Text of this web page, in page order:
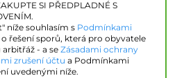
SI PŘEDPLADNÉ S
níže souhlasím s Podmínkami
řešení sporů, která pro obyvatele
arbitřáž - a se Zásadami ochrany
zrušení účtu a Podmínkami
uvedenými níže.